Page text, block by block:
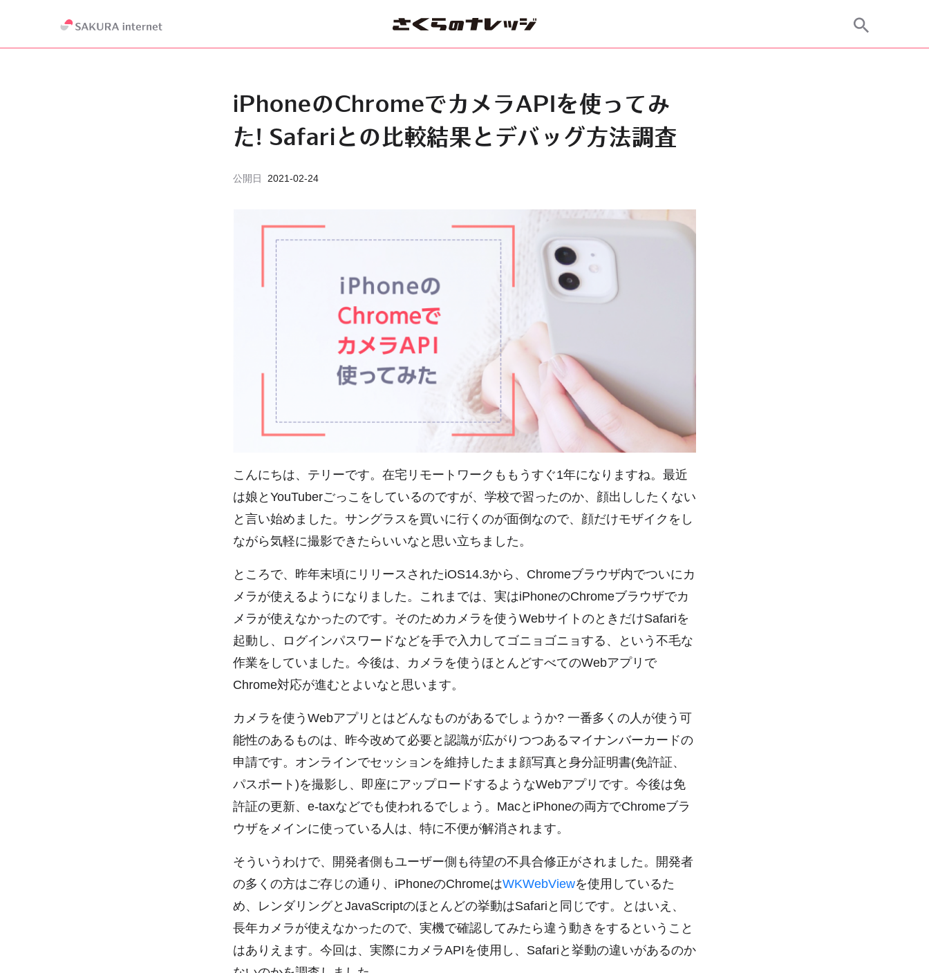
iPhoneのChromeでカメラAPIを使ってみ
た! Safariとの比較結果とデバッグ方法調査
公開日 2021-02-24
こんにちは、テリーです。在宅リモートワークももうすぐ1年になりますね。最近
は娘とYouTuberごっこをしているのですが、学校で習ったのか、顔出ししたくない
と言い始めました。サングラスを買いに行くのが面倒なので、顔だけモザイクをし
ながら気軽に撮影できたらいいなと思い立ちました。
ところで、昨年末頃にリリースされたiOS14.3から、Chromeブラウザ内でついにカ
メラが使えるようになりました。これまでは、実はiPhoneのChromeブラウザでカ
メラが使えなかったのです。そのためカメラを使うWebサイトのときだけSafariを
起動し、ログインパスワードなどを手で入力してゴニョゴニョする、という不毛な
作業をしていました。今後は、カメラを使うほとんどすべてのWebアプリで
Chrome対応が進むとよいなと思います。
カメラを使うWebアプリとはどんなものがあるでしょうか? 一番多くの人が使う可
能性のあるものは、昨今改めて必要と認識が広がりつつあるマイナンバーカードの
申請です。オンラインでセッションを維持したまま顔写真と身分証明書(免許証、
パスポート)を撮影し、即座にアップロードするようなWebアプリです。今後は免
許証の更新、e-taxなどでも使われるでしょう。MacとiPhoneの両方でChromeブラ
ウザをメインに使っている人は、特に不便が解消されます。
そういうわけで、開発者側もユーザー側も待望の不具合修正がされました。開発者
の多くの方はご存じの通り、iPhoneのChromeはWKWebViewを使用しているた
め、レンダリングとJavaScriptのほとんどの挙動はSafariと同じです。とはいえ、
長年カメラが使えなかったので、実機で確認してみたら違う動きをするということ
はありえます。今回は、実際にカメラAPIを使用し、Safariと挙動の違いがあるのか